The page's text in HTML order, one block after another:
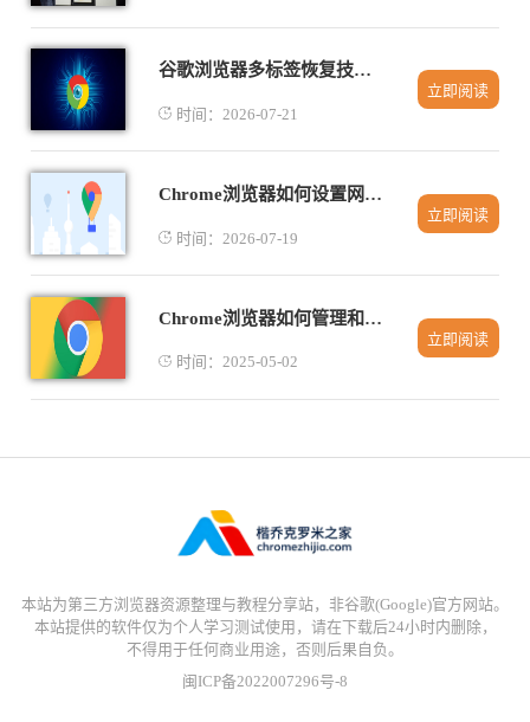
谷歌浏览器多标签恢复技巧合集
时间：2026-07-21
立即阅读
Chrome浏览器如何设置网页访问路径自动补全
时间：2026-07-19
立即阅读
Chrome浏览器如何管理和删除网页中的本地存储数据
时间：2025-05-02
立即阅读
本站为第三方浏览器资源整理与教程分享站，非谷歌(Google)官方网站。
本站提供的软件仅为个人学习测试使用，请在下载后24小时内删除，
不得用于任何商业用途，否则后果自负。
闽ICP备2022007296号-8